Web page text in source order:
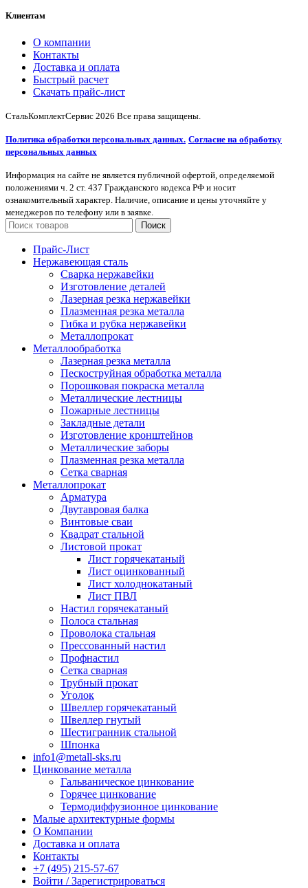
Клиентам
О компании
Контакты
Доставка и оплата
Быстрый расчет
Скачать прайс-лист
СтальКомплектСервис 2026 Все права защищены.
Политика обработки персональных данных. Согласие на обработку
персональных данных
Информация на сайте не является публичной офертой, определяемой
положениями ч. 2 ст. 437 Гражданского кодекса РФ и носит
ознакомительный характер. Наличие, описание и цены уточняйте у
менеджеров по телефону или в заявке.
Поиск
Прайс-Лист
Нержавеющая сталь
Сварка нержавейки
Изготовление деталей
Лазерная резка нержавейки
Плазменная резка металла
Гибка и рубка нержавейки
Металлопрокат
Металлообработка
Лазерная резка металла
Пескоструйная обработка металла
Порошковая покраска металла
Металлические лестницы
Пожарные лестницы
Закладные детали
Изготовление кронштейнов
Металлические заборы
Плазменная резка металла
Сетка сварная
Металлопрокат
Арматура
Двутавровая балка
Винтовые сваи
Квадрат стальной
Листовой прокат
Лист горячекатаный
Лист оцинкованный
Лист холоднокатаный
Лист ПВЛ
Настил горячекатаный
Полоса стальная
Проволока стальная
Прессованный настил
Профнастил
Сетка сварная
Трубный прокат
Уголок
Швеллер горячекатаный
Швеллер гнутый
Шестигранник стальной
Шпонка
info1@metall-sks.ru
Цинкование металла
Гальваническое цинкование
Горячее цинкование
Термодиффузионное цинкование
Малые архитектурные формы
О Компании
Доставка и оплата
Контакты
+7 (495) 215-57-67
Войти / Зарегистрироваться